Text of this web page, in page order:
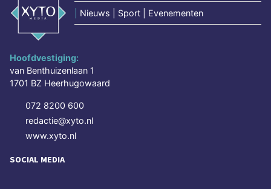
Nieuws | Sport | Evenementen
Hoofdvestiging:
van Benthuizenlaan 1
1701 BZ Heerhugowaard
072 8200 600
redactie@xyto.nl
www.xyto.nl
SOCIAL MEDIA